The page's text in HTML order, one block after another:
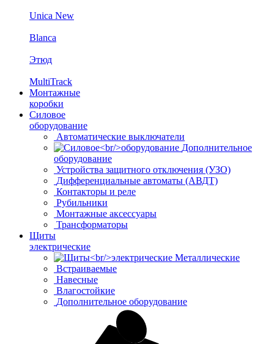
Unica New
Blanca
Этюд
MultiTrack
Монтажные
коробки
Силовое
оборудование
Автоматические выключатели
Дополнительное
оборудование
Устройства защитного отключения (УЗО)
Дифференциальные автоматы (АВДТ)
Контакторы и реле
Рубильники
Монтажные аксессуары
Трансформаторы
Щиты
электрические
Металлические
Встраиваемые
Навесные
Влагостойкие
Дополнительное оборудование